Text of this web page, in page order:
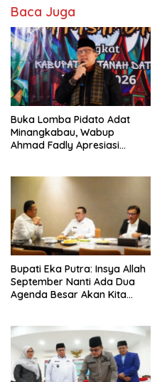
Baca Juga
Buka Lomba Pidato Adat
Minangkabau, Wabup
Ahmad Fadly Apresiasi
Bupati Eka Putra: Insya Allah
September Nanti Ada Dua
Agenda Besar Akan Kita